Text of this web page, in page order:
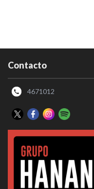
Contacto
4671012